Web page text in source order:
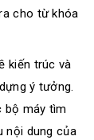
cho từ khóa
kiến trúc và
ý tưởng.
bộ máy tìm
nội dung của